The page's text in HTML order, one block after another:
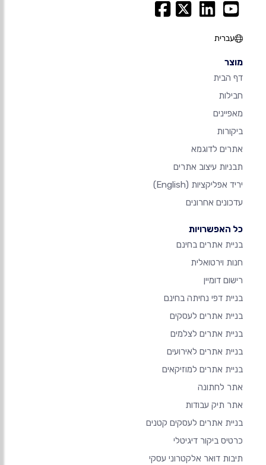
עברית
מוצר
דף הבית
חבילות
מאפיינים
ביקורות
אתרים לדוגמא
תבניות עיצוב אתרים
יריד אפליקציות (English)
עדכונים אחרונים
כל האפשרויות
בניית אתרים בחינם
חנות וירטואלית
רישום דומיין
בניית דפי נחיתה בחינם
בניית אתרים לעסקים
בניית אתרים לצלמים
בניית אתרים לאירועים
בניית אתרים למוזיקאים
אתר לחתונה
אתר תיק עבודות
בניית אתרים לעסקים קטנים
כרטיס ביקור דיגיטלי
תיבות דואר אלקטרוני עסקי